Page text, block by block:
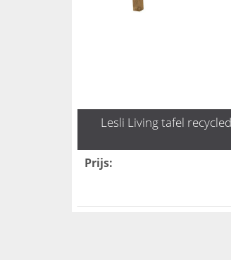
Lesli Living tafel
Prijs: